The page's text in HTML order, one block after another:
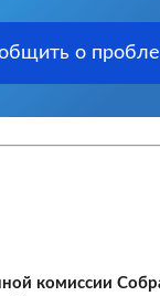
о
комиссии